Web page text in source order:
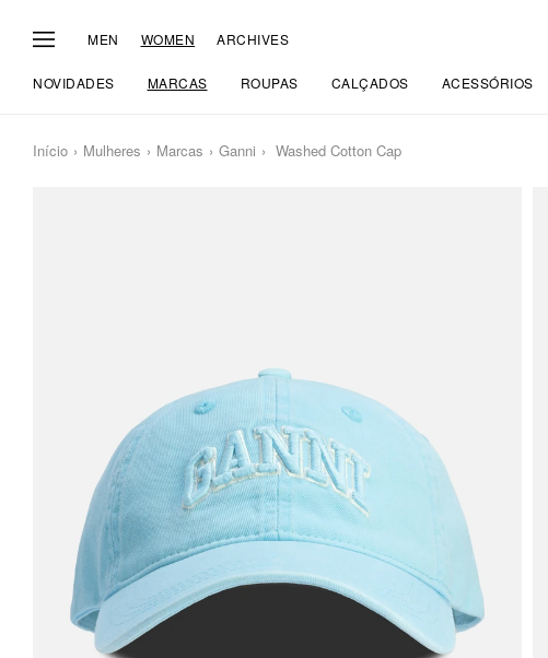
MEN WOMEN ARCHIVES
NOVIDADES MARCAS ROUPAS CALÇADOS ACESSÓRIOS
Início Mulheres Marcas Ganni Washed Cotton Cap